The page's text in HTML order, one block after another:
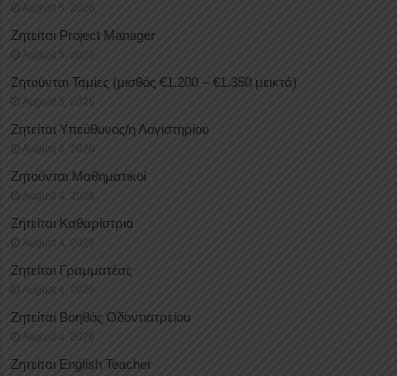
August 5, 2026
Ζητείται Project Manager
August 5, 2026
Ζητούνται Ταμίες (μισθός €1.200 – €1.350 μεικτά)
August 5, 2026
Ζητείται Υπεύθυνος/η Λογιστηρίου
August 4, 2026
Ζητούνται Μαθηματικοί
August 4, 2026
Ζητείται Καθαρίστρια
August 4, 2026
Ζητείται Γραμματέας
August 4, 2026
Ζητείται Βοηθός Οδοντιατρείου
August 4, 2026
Ζητείται English Teacher